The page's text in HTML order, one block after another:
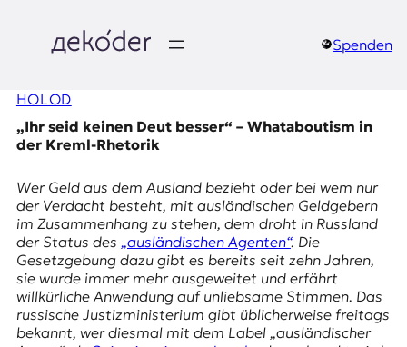
springen
e
k
o
d
e
r
|
Spenden
HOLOD
„Ihr seid keinen Deut besser“ – Whataboutism in
der Kreml-Rhetorik
Wer Geld aus dem Ausland bezieht oder bei wem nur
der Verdacht besteht, mit ausländischen Geldgebern
im Zusammenhang zu stehen, dem droht in Russland
der Status des „ausländischen Agenten“. Die
Gesetzgebung dazu gibt es bereits seit zehn Jahren,
sie wurde immer mehr ausgeweitet und erfährt
willkürliche Anwendung auf unliebsame Stimmen. Das
russische Justizministerium gibt üblicherweise freitags
bekannt, wer diesmal mit dem Label „ausländischer